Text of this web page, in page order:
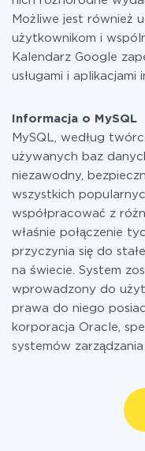
Możliwe jest również
użytkownikom i
Kalendarz Google
usługami i aplikacjami
Informacja o MySQL
MySQL, według
używanych baz
niezawodny,
wszystkich
współpracować z
właśnie połączenie
przyczynia się do
na świecie. System
wprowadzony do
prawa do niego
korporacja Oracle,
systemów